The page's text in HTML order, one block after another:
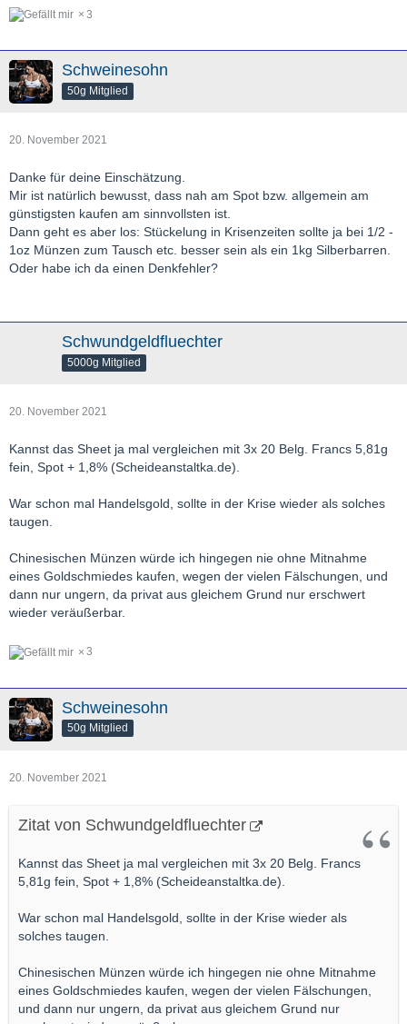
3
Schweinesohn
50g Mitglied
20. November 2021
Danke für deine Einschätzung.
Mir ist natürlich bewusst, dass nah am Spot bzw. allgemein am
günstigsten kaufen am sinnvollsten ist.
Dann geht es aber los: Stückelung in Krisenzeiten sollte ja bei 1/2 -
1oz Münzen zum Tausch etc. besser sein als ein 1kg Silberbarren.
Oder habe ich da einen Denkfehler?
Schwundgeldfluechter
5000g Mitglied
20. November 2021
Kannst das Sheet ja mal vergleichen mit 3x 20 Belg. Francs 5,81g
fein, Spot + 1,8% (Scheideanstaltka.de).
War schon mal Handelsgold, sollte in der Krise wieder als solches
taugen.
Chinesischen Münzen würde ich hingegen nie ohne Mitnahme
eines Goldschmiedes kaufen, wegen der vielen Fälschungen, und
dann nur ungern, da privat aus gleichem Grund nur erschwert
wieder veräußerbar.
3
Schweinesohn
50g Mitglied
20. November 2021
Zitat von Schwundgeldfluechter
Kannst das Sheet ja mal vergleichen mit 3x 20 Belg. Francs
5,81g fein, Spot + 1,8% (Scheideanstaltka.de).
War schon mal Handelsgold, sollte in der Krise wieder als
solches taugen.
Chinesischen Münzen würde ich hingegen nie ohne Mitnahme
eines Goldschmiedes kaufen, wegen der vielen Fälschungen,
und dann nur ungern, da privat aus gleichem Grund nur